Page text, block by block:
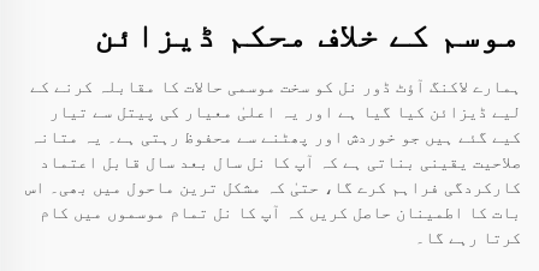
موسم کے خلاف محکم ڈیزائن
ہمارے لاکنگ آؤٹ ڈور نل کو سخت موسمی حالات کا مقابلہ کرنے کے
لیے ڈیزائن کیا گیا ہے اور یہ اعلیٰ معیار کی پیتل سے تیار
کیے گئے ہیں جو خوردش اور پھٹنے سے محفوظ رہتی ہے۔ یہ متانہ
صلاحیت یقینی بناتی ہے کہ آپ کا نل سال بعد سال قابل اعتماد
کارکردگی فراہم کرے گا، حتیٰ کہ مشکل ترین ماحول میں بھی۔ اس
بات کا اطمینان حاصل کریں کہ آپ کا نل تمام موسموں میں کام
کرتا رہے گا۔